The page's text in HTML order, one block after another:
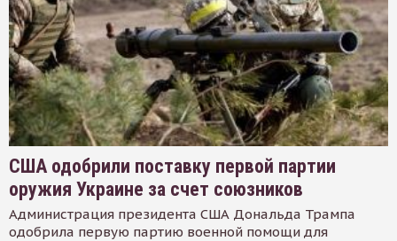
США одобрили поставку первой партии
оружия Украине за счет союзников
Администрация президента США Дональда Трампа
одобрила первую партию военной помощи для